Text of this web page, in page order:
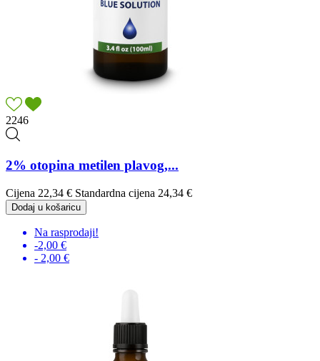
2246
2% otopina metilen plavog,...
Cijena 22,34 € Standardna cijena 24,34 €
Dodaj u košaricu
Na rasprodaji!
-2,00 €
- 2,00 €